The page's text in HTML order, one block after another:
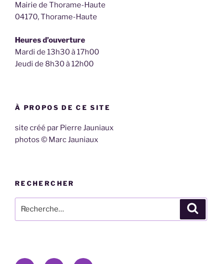
Mairie de Thorame-Haute
04170, Thorame-Haute
Heures d’ouverture
Mardi de 13h30 à 17h00
Jeudi de 8h30 à 12h00
À PROPOS DE CE SITE
site créé par Pierre Jauniaux
photos © Marc Jauniaux
RECHERCHER
pour